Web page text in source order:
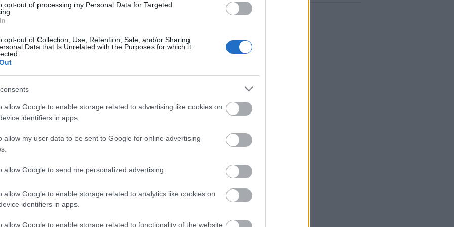
opt-out of processing my Personal Data for Targeted
opt-out of Collection, Use, Retention, Sale, and/or Sharing
Data that Is Unrelated with the Purposes for which it
allow Google to enable storage related to advertising like cookies on
identifiers in apps.
allow my user data to be sent to Google for online advertising
allow Google to send me personalized advertising.
allow Google to enable storage related to analytics like cookies on
identifiers in apps.
allow Google to enable storage related to functionality of the website
cikkes évösszegzésünk, amely során ezúttal is az idei év
az évtől. Az év leginkább a #metoo kampány a
fog fennmaradni a popzenei emlékezetben - erről részletesen
érdekes, izgalmas és…
TOVÁBB →
2017-ES CIKKEIBŐL – KIS